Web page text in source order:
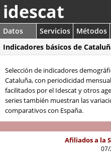
idescat
Datos Servicios Métodos
Indicadores básicos de
Selección de indicadores
Cataluña, con periodicidad
facilitados por el Idescat y otros
series también muestran las
comparativos con España.
Afiliados a la